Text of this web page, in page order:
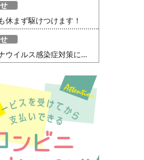
休まず駆けつけます！
ウイルス感染症対策に...